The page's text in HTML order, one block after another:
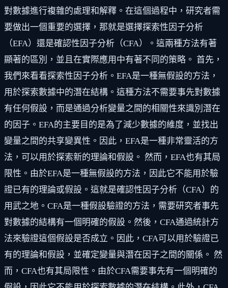
對數據進行複雜的處理和解釋。在這個過程中，研究者需
要做出一個重要的選擇，那就是選擇探索性因子分析
（EFA）還是確認性因子分析（CFA）。這兩種方法有著
顯著的區別，並且在實際應用中有著不同的策略。 首先，
我們來看看探索性因子分析。EFA是一種無假設的方法，
用於探索數據中的潛在結構。這種方法不需要事先對數據
有任何假設，而是通過分析變量之間的相關性來識別潛在
的因子。EFA的主要目的是為了減少數據的維度，並找出
變量之間的共享變異性。因此，EFA是一種非常靈活的方
法，可以用於探索新的理論和假設。 然而，EFA也有其局
限性。由於EFA是一種無假設的方法，因此它不能用於驗
證已有的理論或假設。這就是確認性因子分析（CFA）的
用武之地。CFA是一種假設驗證的方法，需要研究者事先
對數據的結構有一個明確的假設。然後，CFA通過統計方
法來驗證這個假設是否成立。因此，CFA可以用於驗證已
有的理論和假設，並確定變量與潛在因子之間的關係。 然
而，CFA也有其局限性。由於CFA需要事先有一個明確的